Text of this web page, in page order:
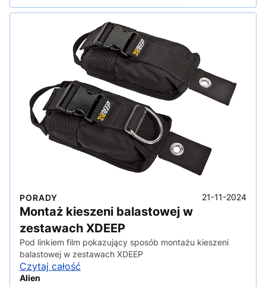
PORADY 21-11-2024
Montaż kieszeni balastowej w
zestawach XDEEP
Pod linkiem film pokazujący sposób montażu kieszeni
balastowej w zestawach XDEEP
Czytaj całość
Alien